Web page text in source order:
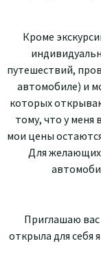
Кроме
путешествий,
автомобиле) и
которых
тому, что у меня
мои цены
Для желающих
Приглашаю вас
открыла для себя